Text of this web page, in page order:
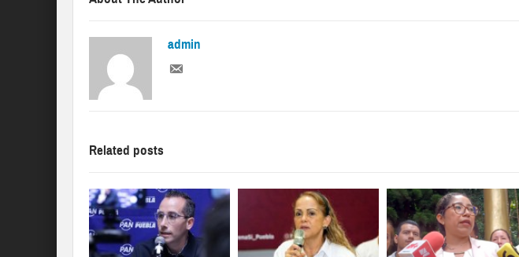
admin
Related posts